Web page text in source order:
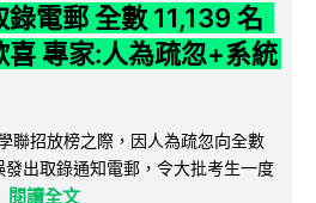
電郵 全數 11,139 名
喜 專家:人為疏忽+系統
聯招放榜之際，因人為疏忽向全數
出取錄通知電郵，令大批考生一度
閱讀全文